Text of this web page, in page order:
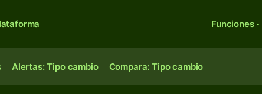
Funciones
Alertas: Tipo cambio Compara: Tipo cambio